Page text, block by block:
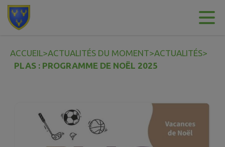
Contenu
ACCUEIL>ACTUALITÉS DU MOMENT>ACTUALITÉS>
PLAS : PROGRAMME DE NOËL 2025